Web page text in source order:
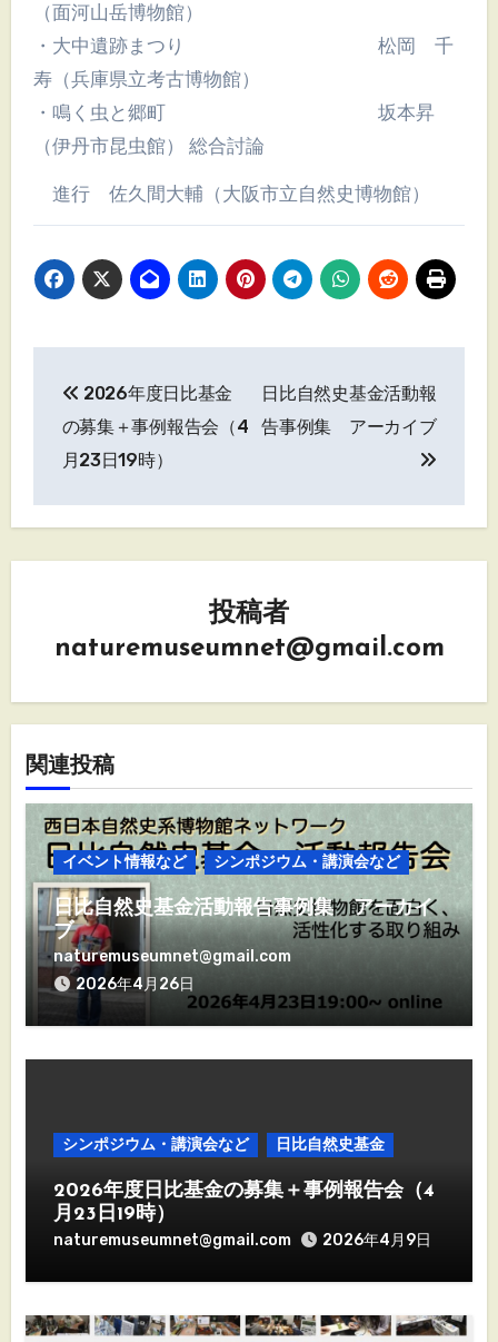
（面河山岳博物館）
・大中遺跡まつり 松岡 千
寿（兵庫県立考古博物館）
・鳴く虫と郷町 坂本昇
（伊丹市昆虫館） 総合討論
進行 佐久間大輔（大阪市立自然史博物館）
稿
ナ
ビ
シ
ン
2026年度日比基金
の募集＋事例報告会（4
月23日19時）
日比自然史基金活動報
告事例集 アーカイブ
投稿者
naturemuseumnet@gmail.com
関連投稿
イベント情報など シンポジウム・講演会など
日比自然史基金活動報告事例集 アーカイ
ブ
naturemuseumnet@gmail.com
2026年4月26日
シンポジウム・講演会など 日比自然史基金
2026年度日比基金の募集＋事例報告会（4
月23日19時）
naturemuseumnet@gmail.com 2026年4月9日